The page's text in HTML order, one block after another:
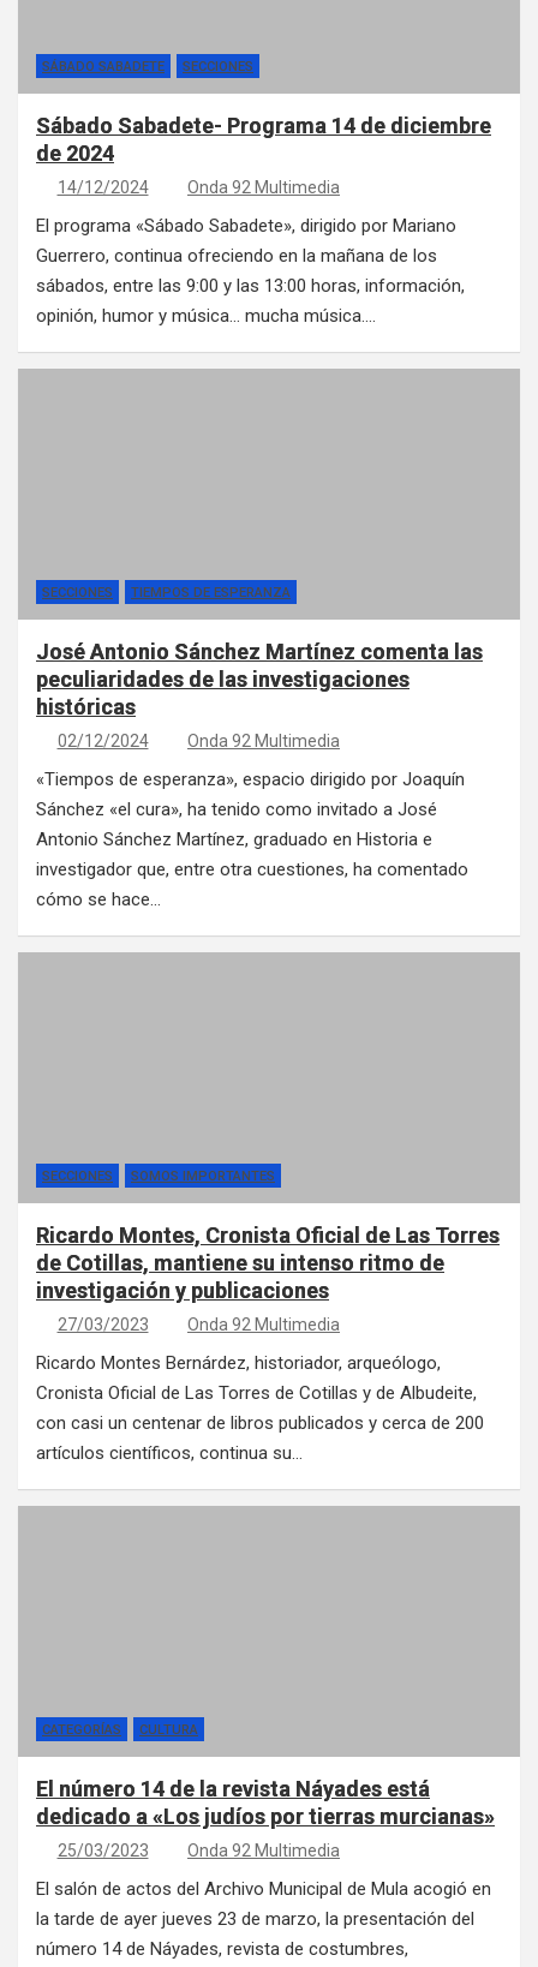
SÁBADO SABADETE SECCIONES
Sábado Sabadete- Programa 14 de diciembre
de 2024
14/12/2024 Onda 92 Multimedia
El programa «Sábado Sabadete», dirigido por Mariano
Guerrero, continua ofreciendo en la mañana de los
sábados, entre las 9:00 y las 13:00 horas, información,
opinión, humor y música… mucha música.…
SECCIONES TIEMPOS DE ESPERANZA
José Antonio Sánchez Martínez comenta las
peculiaridades de las investigaciones
históricas
02/12/2024 Onda 92 Multimedia
«Tiempos de esperanza», espacio dirigido por Joaquín
Sánchez «el cura», ha tenido como invitado a José
Antonio Sánchez Martínez, graduado en Historia e
investigador que, entre otra cuestiones, ha comentado
cómo se hace…
SECCIONES SOMOS IMPORTANTES
Ricardo Montes, Cronista Oficial de Las Torres
de Cotillas, mantiene su intenso ritmo de
investigación y publicaciones
27/03/2023 Onda 92 Multimedia
Ricardo Montes Bernárdez, historiador, arqueólogo,
Cronista Oficial de Las Torres de Cotillas y de Albudeite,
con casi un centenar de libros publicados y cerca de 200
artículos científicos, continua su…
CATEGORÍAS CULTURA
El número 14 de la revista Náyades está
dedicado a «Los judíos por tierras murcianas»
25/03/2023 Onda 92 Multimedia
El salón de actos del Archivo Municipal de Mula acogió en
la tarde de ayer jueves 23 de marzo, la presentación del
número 14 de Náyades, revista de costumbres,